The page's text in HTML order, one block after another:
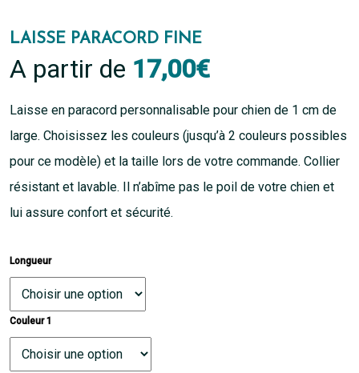
LAISSE PARACORD FINE
A partir de 17,00€
Laisse en paracord personnalisable pour chien de 1 cm de
large. Choisissez les couleurs (jusqu’à 2 couleurs possibles
pour ce modèle) et la taille lors de votre commande. Collier
résistant et lavable. Il n’abîme pas le poil de votre chien et
lui assure confort et sécurité.
Longueur
Couleur 1